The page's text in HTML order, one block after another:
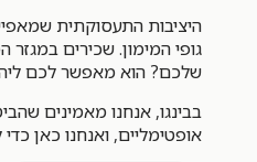
היציבות התעסוקתית
גופי המימון. שכירים
שלכם? הוא מאפשר לכם
בבינגו, אנחנו מאמינים
אופטימליים, ואנחנו כאן